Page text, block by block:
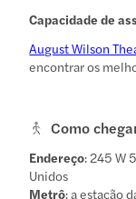
Capacidade de
August Wilson
encontrar os
Como
Endereço: 245 W
Unidos
Metrô: a estação